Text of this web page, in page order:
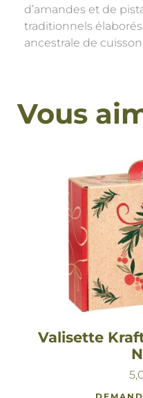
d’amandes et de
traditionnels
ancestrale de
Vous
Valisette